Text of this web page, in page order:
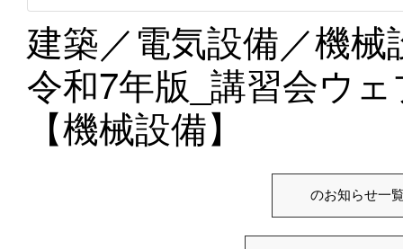
建築／電気設備／機
令和7年版_講習会ウ
【機械設備】
のお知らせ一